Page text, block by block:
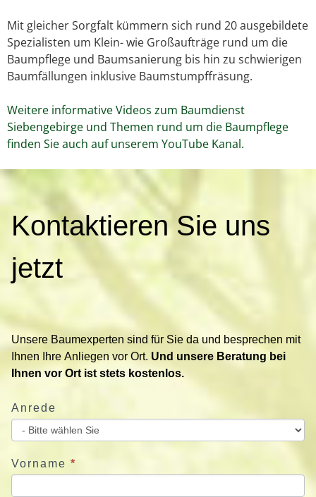
Mit gleicher Sorgfalt kümmern sich rund 20 ausgebildete
Spezialisten um Klein- wie Großaufträge rund um die
Baumpflege und Baumsanierung bis hin zu schwierigen
Baumfällungen inklusive Baumstumpffräsung.
Weitere informative Videos zum Baumdienst
Siebengebirge und Themen rund um die Baumpflege
finden Sie auch auf unserem YouTube Kanal.
o
n
t
e
r
e
S
e
u
n
s
Kontaktieren Sie uns
jetzt
Unsere Baumexperten sind für Sie da und besprechen mit
Ihnen Ihre Anliegen vor Ort. Und unsere Beratung bei
Ihnen vor Ort ist stets kostenlos.
Anrede
Vorname *